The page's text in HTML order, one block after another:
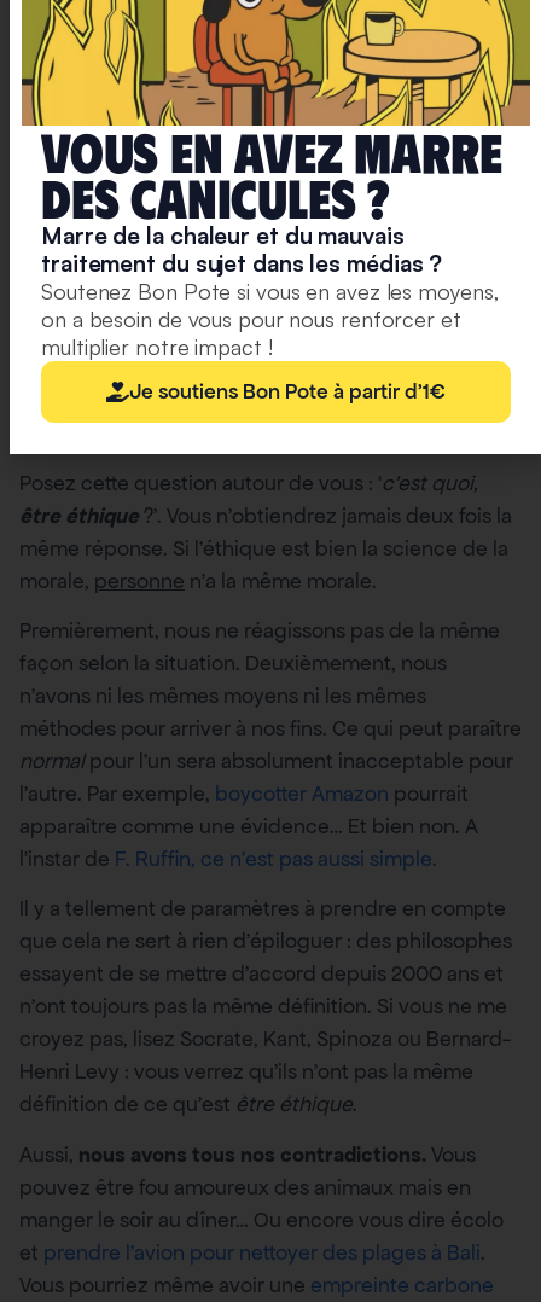
nos
recos
culturelles
des
exclusivités.
S'abonner
à la
newsletter
Chacun sa morale, chacun son éthique
Posez cette question autour de vous : ‘c’est quoi,
être éthique ?’. Vous n’obtiendrez jamais deux fois la
même réponse. Si l’éthique est bien la science de la
morale, personne n’a la même morale.
Premièrement, nous ne réagissons pas de la même
façon selon la situation. Deuxièmement, nous
n’avons ni les mêmes moyens ni les mêmes
méthodes pour arriver à nos fins. Ce qui peut paraître
normalpour l’un sera absolument inacceptable pour
l’autre. Par exemple, boycotter Amazon pourrait
apparaître comme une évidence… Et bien non. A
l’instar de F. Ruffin, ce n’est pas aussi simple.
Il y a tellement de paramètres à prendre en compte
que cela ne sert à rien d’épiloguer : des philosophes
essayent de se mettre d’accord depuis 2000 ans et
n’ont toujours pas la même définition. Si vous ne me
croyez pas, lisez Socrate, Kant, Spinoza ou Bernard-
Henri Levy : vous verrez qu’ils n’ont pas la même
définition de ce qu’est être éthique.
Aussi, nous avons tous nos contradictions. Vous
pouvez être fou amoureux des animaux mais en
manger le soir au dîner… Ou encore vous dire écolo
et prendre l’avion pour nettoyer des plages à Bali.
Vous pourriez même avoir une empreinte carbone
Vous en avez marre
deS caniculeS ?
Marre de la chaleur et du mauvais
traitement du sujet dans les médias ?
Soutenez Bon Pote si vous en avez les moyens,
on a besoin de vous pour nous renforcer et
multiplier notre impact !
Je soutiens Bon Pote à partir d'1€